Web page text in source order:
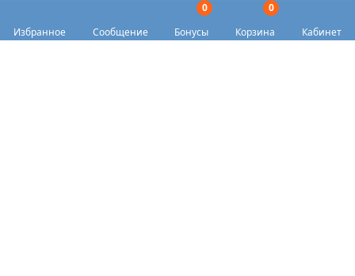
Избранное Сообщение
0
Бонусы
0
Корзина
Кабинет